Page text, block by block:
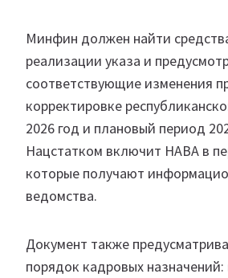
Минфин должен найти
реализации указа и
соответствующие изменения
корректировке
2026 год и плановый период
Нацстатком включит НАВА в
которые получают
ведомства.
Документ также
порядок кадровых назначений: